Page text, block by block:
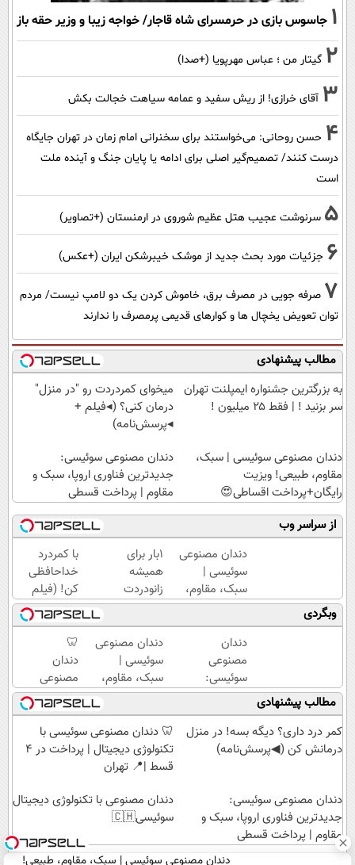
1 جاسوس بازی در حرمسرای شاه قاجار/ خواجه زیبا و وزیر حقه باز
2 گیتار من ؛ عباس مهرپویا (+صدا)
3 آقای خرازی! از ریش سفید و عمامه سیاهت خجالت بکش
4 حسن روحانی: می‌خواستند برای سخنرانی امام زمان در تهران جایگاه
درست کنند/ تصمیم‌گیر اصلی برای ادامه یا پایان جنگ و آینده ملت
است
5 سرنوشت عجیب هتل عظیم شوروی در ارمنستان (+تصاویر)
6 جزئیات مورد بحث جدید از موشک خیبرشکن ایران (+عکس)
7 صرفه جویی در مصرف برق، خاموش کردن یک دو لامپ نیست/ مردم
توان تعویض یخچال ها و کوارهای قدیمی پرمصرف را ندارند
مطالب پیشنهادی
به بزرگترین جشنواره ایمپلنت تهران
سر بزنید ! | فقط ۲۵ میلیون !
میخوای کمردردت رو "در منزل"
درمان کنی؟ (◂فیلم +
◂پرسش‌نامه)
دندان مصنوعی سوئیسی | سبک،
مقاوم، طبیعی! ویزیت
رایگان+پرداخت اقساطی😍
دندان مصنوعی سوئیسی:
جدیدترین فناوری اروپا، سبک و
مقاوم | پرداخت قسطی
از سراسر وب
دندان مصنوعی
سوئیسی |
سبک، مقاوم،
طبیعی! ویزیت
رایگان+پرداخت
اقساطی😍
1بار برای
همیشه
زانودردت
رودرمان کن!
(تکنولوژی
آلمان)
◂پرسشنامه▸
با کمردرد
خداحافظی
کن! (فیلم
و ببین ◀
پرسش‌نامه
رو پرکن)
وبگردی
دندان
مصنوعی
سوئیسی:
جدیدترین
فناوری
اروپا،
سبک و
قسطی
دندان مصنوعی
سوئیسی |
سبک، مقاوم،
طبیعی! ویزیت
رایگان+پرداخت
اقساطی😍
🦷
دندان
مصنوعی
سوئیسی
با
تکنولوژی
دیجیتال
در 4
📍 تهران
مطالب پیشنهادی
کمر درد داری؟ دیگه بسه! در منزل
درمانش کن (◀پرسش‌نامه)
🦷 دندان مصنوعی سوئیسی با
تکنولوژی دیجیتال | پرداخت در 4
قسط |📍 تهران
دندان مصنوعی سوئیسی:
جدیدترین فناوری اروپا، سبک و
مقاوم | پرداخت قسطی
دندان مصنوعی با تکنولوژی دیجیتال
سوئیسی🇨🇭
دندان مصنوعی سوئیسی | سبک، مقاوم، طبیعی!